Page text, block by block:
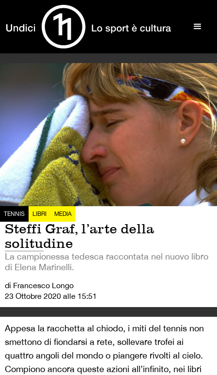
TENNIS LIBRI MEDIA
Steffi Graf, l’arte della
solitudine
La campionessa tedesca raccontata nel nuovo libro
di Elena Marinelli.
di Francesco Longo
23 Ottobre 2020 alle 15:51
Appesa la racchetta al chiodo, i miti del tennis non
smettono di fiondarsi a rete, sollevare trofei ai
quattro angoli del mondo o piangere rivolti al cielo.
Compiono ancora queste azioni all’infinito, nei libri